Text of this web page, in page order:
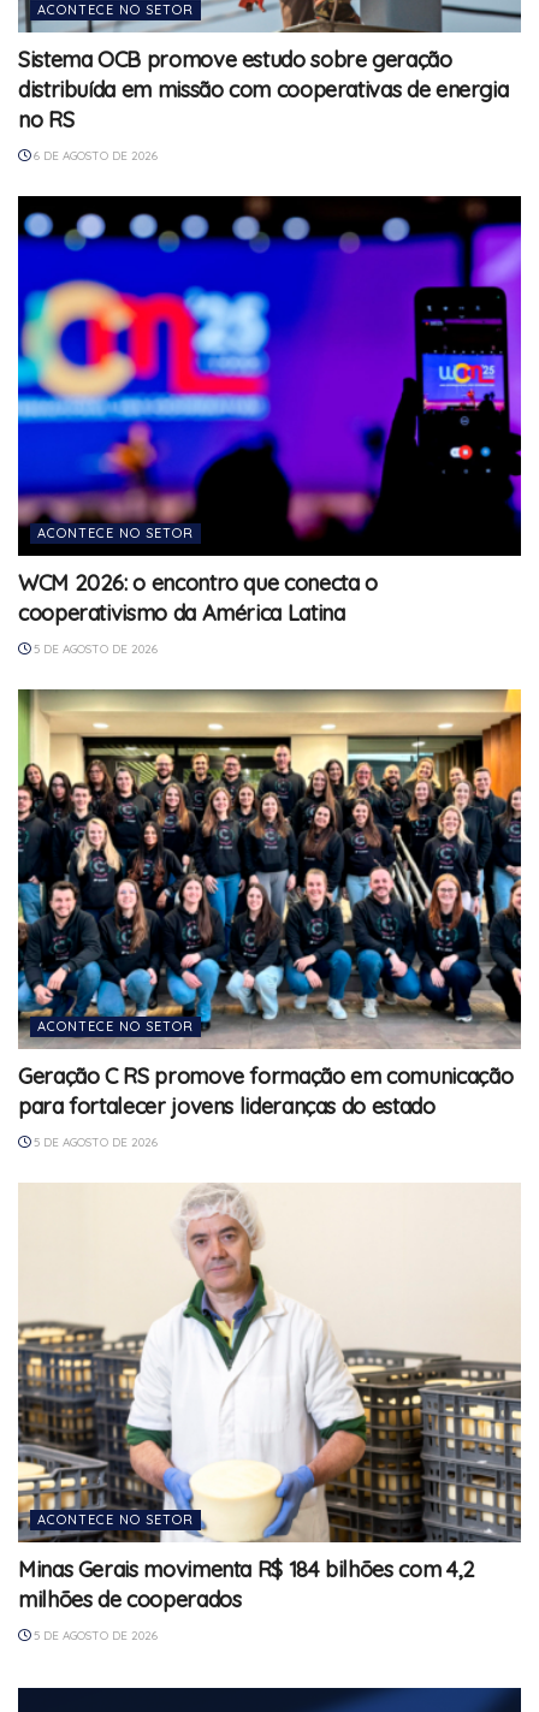
ACONTECE NO SETOR
Sistema OCB promove estudo sobre geração
distribuída em missão com cooperativas de energia
no RS
6 DE AGOSTO DE 2026
ACONTECE NO SETOR
WCM 2026: o encontro que conecta o
cooperativismo da América Latina
5 DE AGOSTO DE 2026
ACONTECE NO SETOR
Geração C RS promove formação em comunicação
para fortalecer jovens lideranças do estado
5 DE AGOSTO DE 2026
ACONTECE NO SETOR
Minas Gerais movimenta R$ 184 bilhões com 4,2
milhões de cooperados
5 DE AGOSTO DE 2026